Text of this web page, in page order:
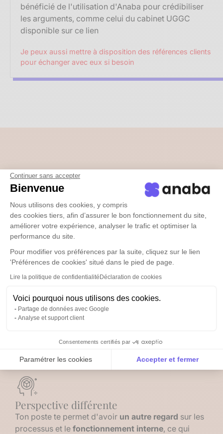
Continuer sans accepter
Bienvenue
Nous utilisons des cookies, y compris
des cookies tiers, afin d’assurer le bon fonctionnement du site,
améliorer votre expérience, analyser le trafic et optimiser la
performance du site.
Pour modifier vos préférences par la suite, cliquez sur le lien
'Préférences de cookies' situé dans le pied de page.
Lire la politique de confidentialité Déclaration de cookies
Voici pourquoi nous utilisons des cookies.
Partage de données avec Google
Analyse et support client
Consentements certifiés par
Paramétrer les cookies Accepter et fermer
Axeptio consent
Plateforme de Gestion du Consentement :
Notre plateforme vous permet d'adapter et de gérer
bénéficié de l'utilisation d'Anaba pour crédibiliser
les arguments, comme celui du cabinet UGGC
disponible sur ce lien
Je peux aussi mettre à disposition des références clients
pour échanger avec eux si besoin
Tu es la clé pour intégrer
anaba chez
test4
En tant queprofessionnelde la communication
as une compréhension approfondie
spécifiques
Perspective différente
Ton poste te permet d'avoir un autre regard sur les
processus et le fonctionnement interne, ce qui